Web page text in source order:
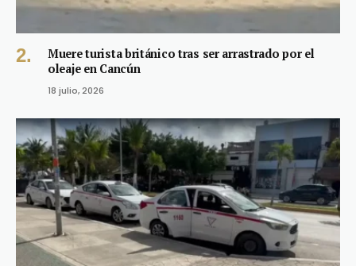
Muere turista británico tras ser arrastrado por el
oleaje en Cancún
18 julio, 2026